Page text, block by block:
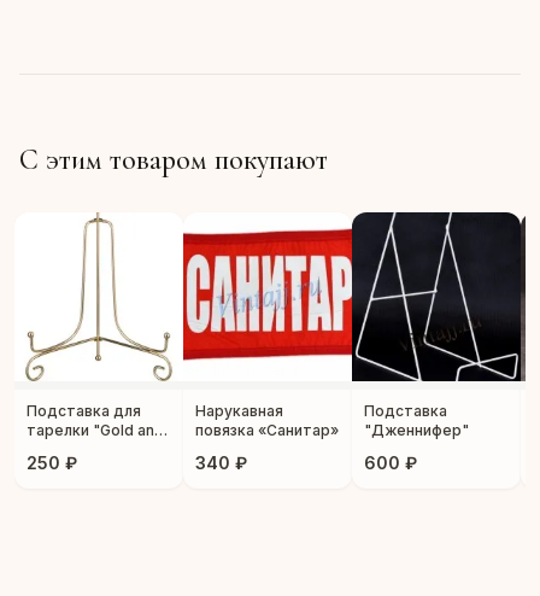
С этим товаром покупают
Подставка для
тарелки "Gold and
250 ₽
Нарукавная
повязка «Санитар»
340 ₽
Подставка
"Дженнифер"
600 ₽